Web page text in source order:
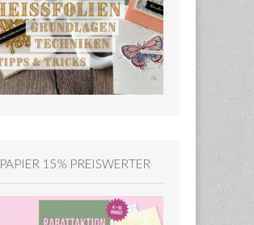
PAPIER 15% PREISWERTER